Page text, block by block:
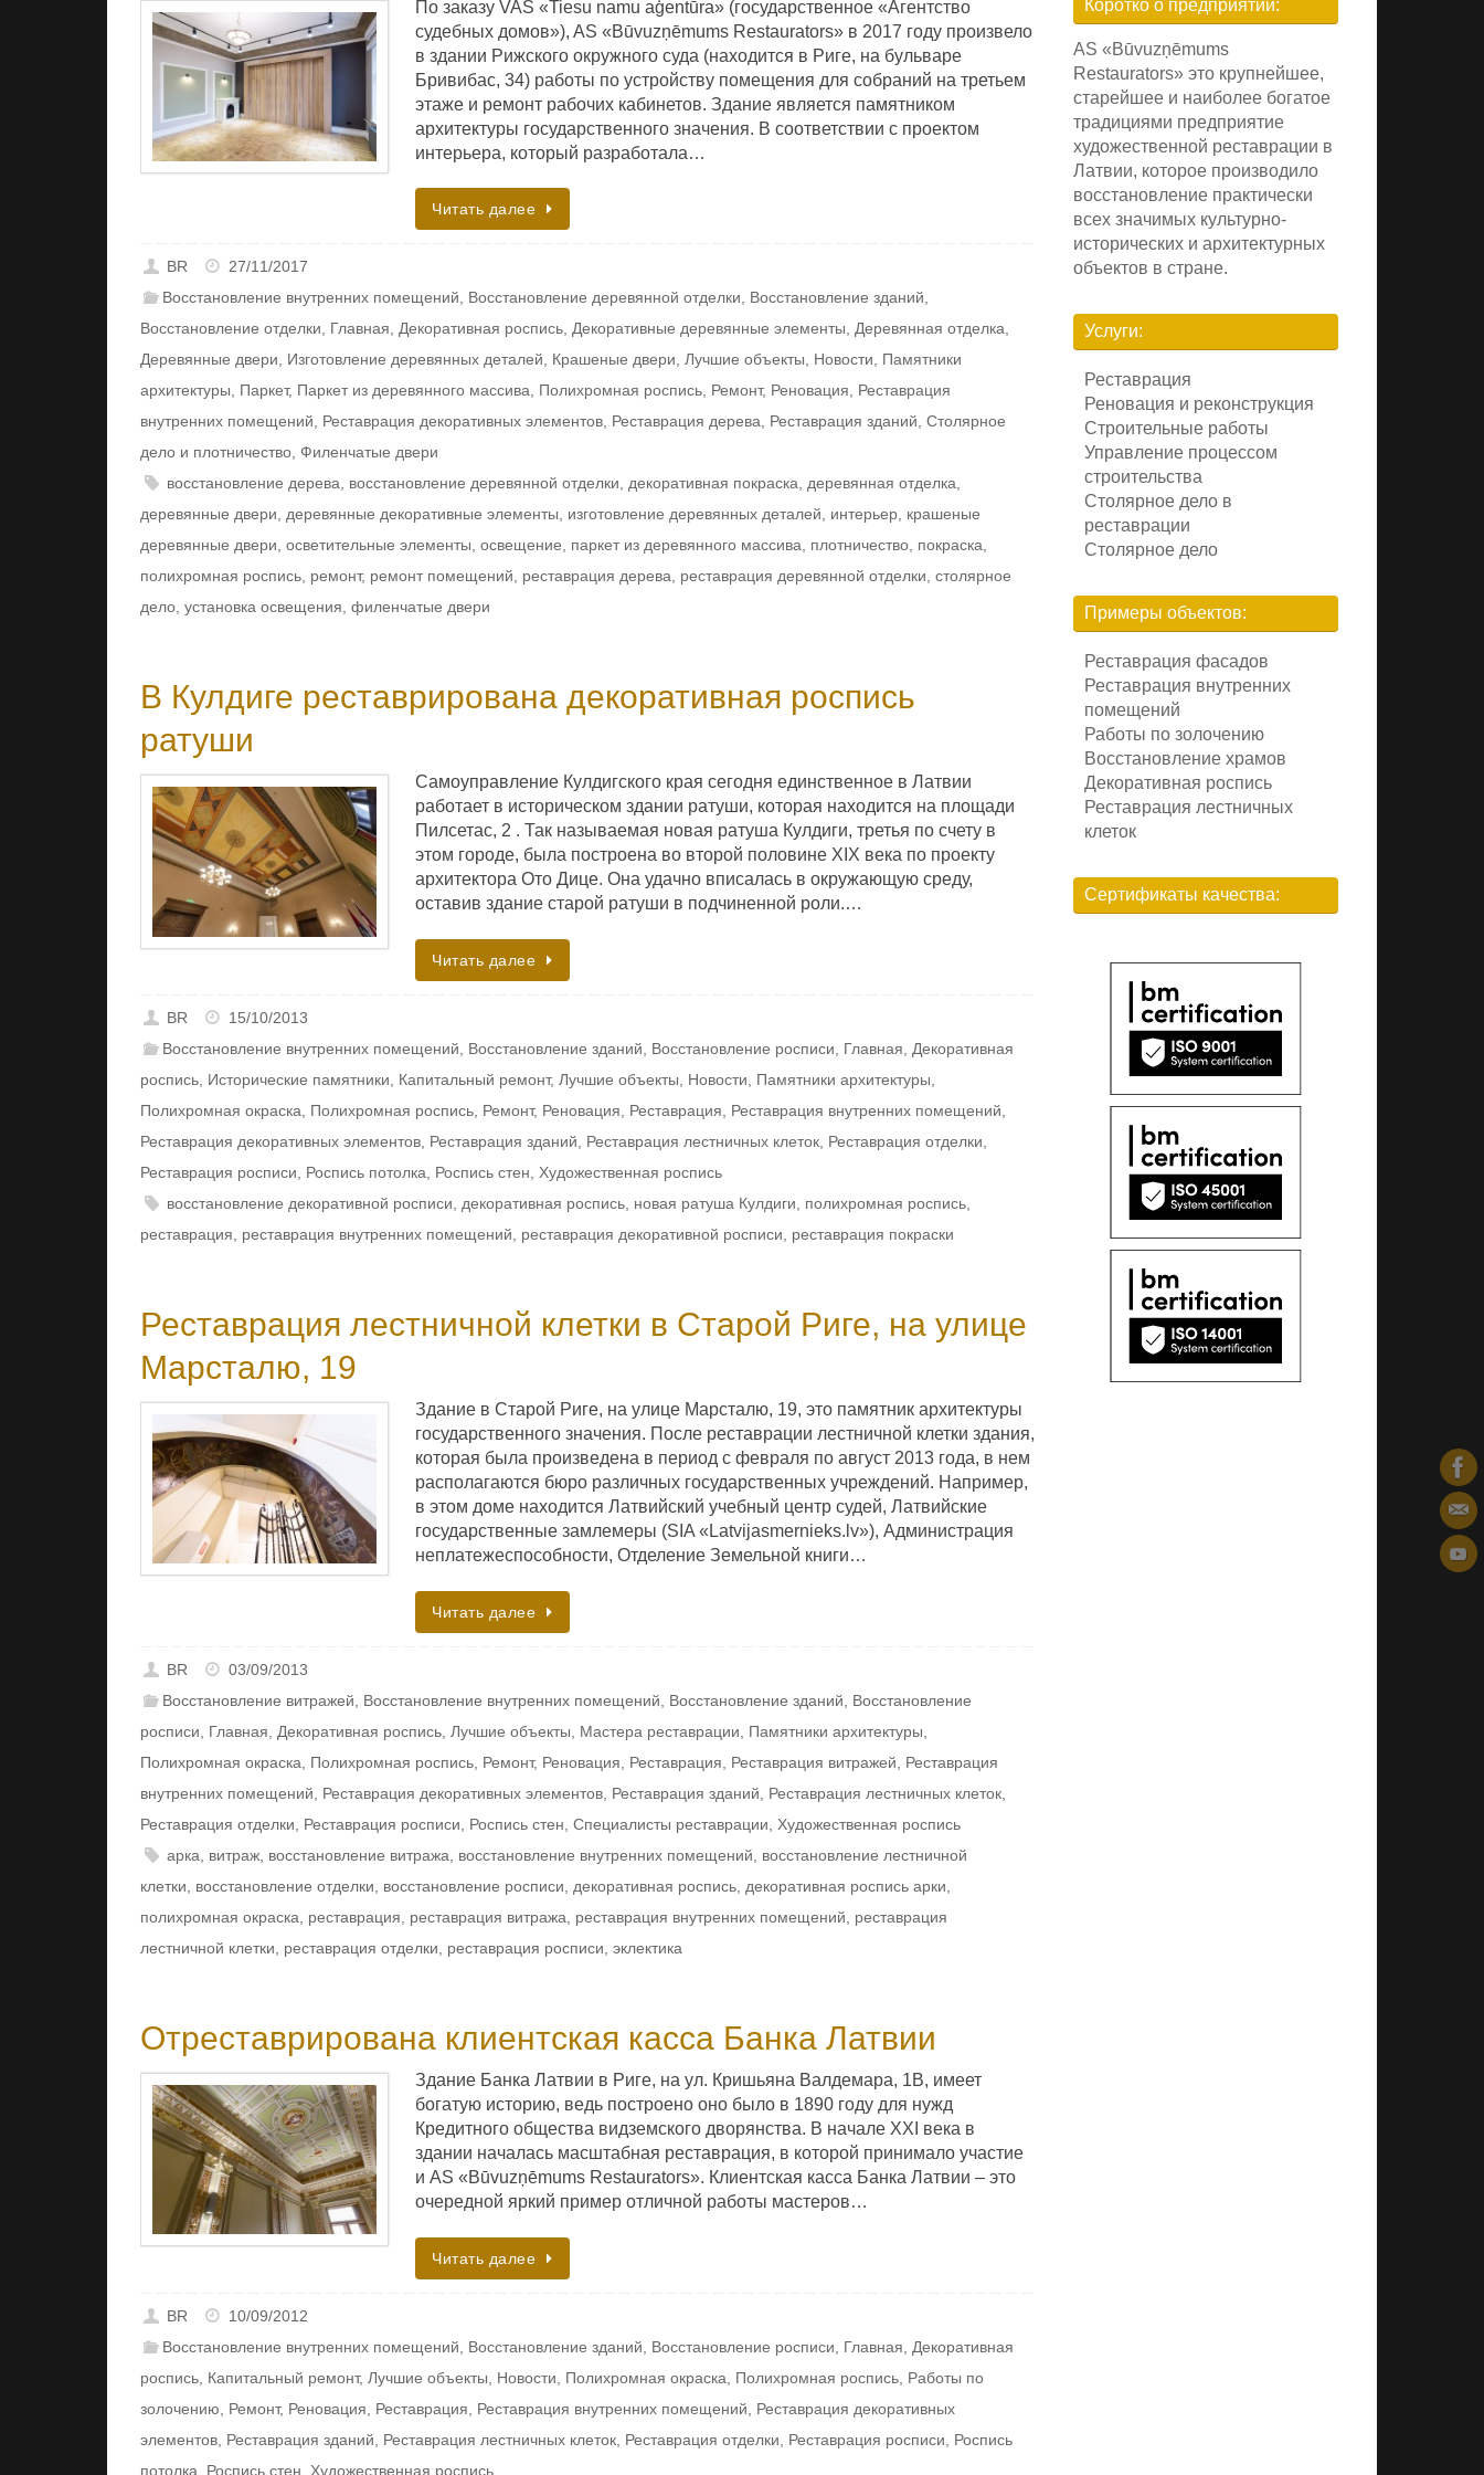
По заказу VAS «Tiesu namu aģentūra» (государственное «Агентство
судебных домов»), AS «Būvuzņēmums Restaurators» в 2017 году произвело
в здании Рижского окружного суда (находится в Риге, на бульваре
Бривибас, 34) работы по устройству помещения для собраний на третьем
этаже и ремонт рабочих кабинетов. Здание является памятником
архитектуры государственного значения. В соответствии с проектом
интерьера, который разработала…
Читать далее
BR
27/11/2017
Восстановление внутренних помещений, Восстановление деревянной отделки, Восстановление зданий,
Восстановление отделки, Главная, Декоративная роспись, Декоративные деревянные элементы, Деревянная отделка,
Деревянные двери, Изготовление деревянных деталей, Крашеные двери, Лучшие объекты, Новости, Памятники
архитектуры, Паркет, Паркет из деревянного массива, Полихромная роспись, Ремонт, Реновация, Реставрация
внутренних помещений, Реставрация декоративных элементов, Реставрация дерева, Реставрация зданий, Столярное
дело и плотничество, Филенчатые двери
восстановление дерева, восстановление деревянной отделки,декоративная покраска,деревянная отделка,
деревянные двери, деревянные декоративные элементы, изготовление деревянных деталей, интерьер, крашеные
деревянные двери, осветительные элементы, освещение, паркет из деревянного массива, плотничество, покраска,
полихромная роспись, ремонт, ремонт помещений, реставрация дерева, реставрация деревянной отделки, столярное
дело, установка освещения, филенчатые двери
В Кулдиге реставрирована декоративная роспись
ратуши
Самоуправление Кулдигского края сегодня единственное в Латвии
работает в историческом здании ратуши, которая находится на площади
Пилсетас, 2 . Так называемая новая ратуша Кулдиги, третья по счету в
этом городе, была построена во второй половине XIX века по проекту
архитектора Ото Дице. Она удачно вписалась в окружающую среду,
оставив здание старой ратуши в подчиненной роли.…
Читать далее
BR
15/10/2013
Восстановление внутренних помещений
Восстановление зданий Восстановление росписи Главная
Декоративная
роспись Исторические памятники Капитальный ремонт, Лучшие объекты Новости Памятники архитектуры
Полихромная окраска
Полихромная роспись Ремонт, Реновация Реставрация Реставрация внутренних помещений
Реставрация декоративных элементов Реставрация зданий Реставрация лестничных клеток Реставрация отделки
Реставрация росписи
Роспись потолка Роспись стен
Художественная роспись
восстановление декоративной росписи
декоративная роспись новая ратуша Кулдиги полихромная роспись
реставрация
реставрация внутренних помещений реставрация декоративной росписи реставрация покраски
Реставрация лестничной клетки в Старой Риге, на улице
Марсталю, 19
Здание в Старой Риге, на улице Марсталю, 19, это памятник архитектуры
государственного значения. После реставрации лестничной клетки здания,
которая была произведена в период с февраля по август 2013 года, в нем
располагаются бюро различных государственных учреждений. Например,
в этом доме находится Латвийский учебный центр судей, Латвийские
государственные замлемеры (SIA «Latvijasmernieks.lv»), Администрация
неплатежеспособности, Отделение Земельной книги…
Читать далее
BR
03/09/2013
Восстановление витражей
Восстановление внутренних помещений Восстановление зданий
Восстановление
росписи
Главная Декоративная роспись Лучшие объекты Мастера реставрации Памятники архитектуры
Полихромная окраска
Полихромная роспись Ремонт, Реновация Реставрация Реставрация витражей
Реставрация
внутренних помещений
Реставрация декоративных элементов Реставрация зданий Реставрация лестничных клеток
Реставрация отделки
Реставрация росписи Роспись стен Специалисты реставрации
Художественная роспись
арка
витраж восстановление витража восстановление внутренних помещений
восстановление лестничной
клетки
восстановление отделки восстановление росписи декоративная роспись декоративная роспись арки
полихромная окраска
реставрация реставрация витража реставрация внутренних помещений
реставрация
лестничной клетки
реставрация отделки реставрация росписи эклектика
Отреставрирована клиентская касса Банка Латвии
Здание Банка Латвии в Риге, на ул. Кришьяна Валдемара, 1B, имеет
богатую историю, ведь построено оно было в 1890 году для нужд
Кредитного общества видземского дворянства. В начале XXI века в
здании началась масштабная реставрация, в которой принимало участие
и AS «Būvuzņēmums Restaurators». Клиентская касса Банка Латвии – это
очередной яркий пример отличной работы мастеров…
Читать далее
BR
10/09/2012
Восстановление внутренних помещений
Восстановление зданий Восстановление росписи Главная
Декоративная
роспись Капитальный ремонт, Лучшие объекты Новости Полихромная окраска Полихромная роспись Работы по
золочению
Ремонт, Реновация Реставрация Реставрация внутренних помещений
Реставрация декоративных
элементов Реставрация зданий Реставрация лестничных клеток Реставрация отделки Реставрация росписи
Роспись
потолка
Роспись стен
Художественная роспись
Коротко о предприятии:
AS «Būvuzņēmums
Restaurators» это крупнейшее,
старейшее и наиболее богатое
традициями предприятие
художественной реставрации в
Латвии, которое производило
восстановление практически
всех значимых культурно-
исторических и архитектурных
объектов в стране.
Услуги:
Реставрация
Реновация и реконструкция
Строительные работы
Управление процессом
строительства
Столярное дело в
реставрации
Столярное дело
Примеры объектов:
Реставрация фасадов
Реставрация внутренних
помещений
Работы по золочению
Восстановление храмов
Декоративная роспись
Реставрация лестничных
клеток
Сертификаты качества: